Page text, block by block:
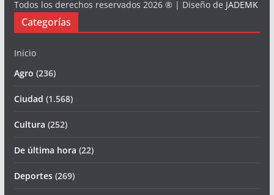
Todos los derechos reservados 2026 ® | Diseño de JADEMK
Categorías
Inicio
Agro (236)
Ciudad (1.568)
Cultura (252)
De última hora (22)
Deportes(269)